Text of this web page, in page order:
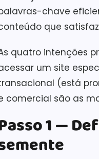
chave
que
quatro intenções
um site
(está
comercial são as
1 —